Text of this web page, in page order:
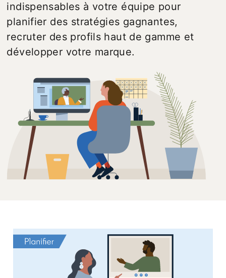
indispensables à votre équipe pour
planifier des stratégies gagnantes,
recruter des profils haut de gamme et
développer votre marque.